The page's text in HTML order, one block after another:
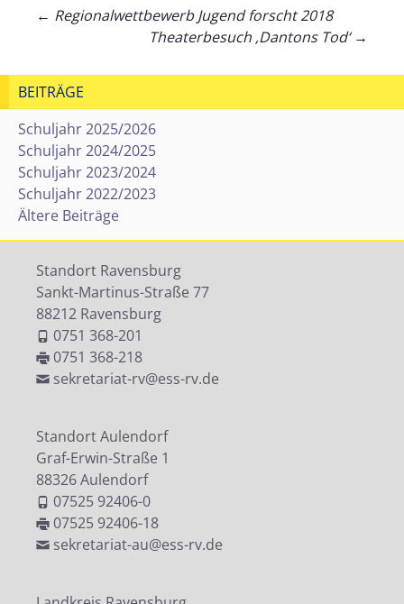
Beitragsnavigation
← Regionalwettbewerb Jugend forscht 2018
Theaterbesuch ‚Dantons Tod‘→
BEITRÄGE
Schuljahr 2025/2026
Schuljahr 2024/2025
Schuljahr 2023/2024
Schuljahr 2022/2023
Ältere Beiträge
Standort Ravensburg
Sankt-Martinus-Straße 77
88212 Ravensburg
0751 368-201
0751 368-218
sekretariat-rv@ess-rv.de
Standort Aulendorf
Graf-Erwin-Straße 1
88326 Aulendorf
07525 92406-0
07525 92406-18
sekretariat-au@ess-rv.de